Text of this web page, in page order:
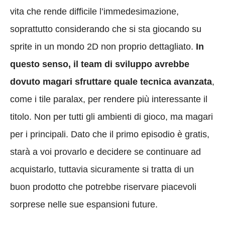
vita che rende difficile l’immedesimazione,
soprattutto considerando che si sta giocando su
sprite in un mondo 2D non proprio dettagliato. In
questo senso, il team di sviluppo avrebbe
dovuto magari sfruttare quale tecnica avanzata,
come i tile paralax, per rendere più interessante il
titolo. Non per tutti gli ambienti di gioco, ma magari
per i principali. Dato che il primo episodio è gratis,
starà a voi provarlo e decidere se continuare ad
acquistarlo, tuttavia sicuramente si tratta di un
buon prodotto che potrebbe riservare piacevoli
sorprese nelle sue espansioni future.